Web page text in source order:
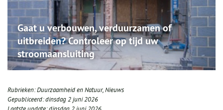
Gaat u verbouwen, verduurzamen of
uitbreiden? Controleer op tijd uw
stroomaansluiting
Rubrieken:Duurzaamheid en Natuur,Nieuws
Gepubliceerd:dinsdag 2 juni 2026